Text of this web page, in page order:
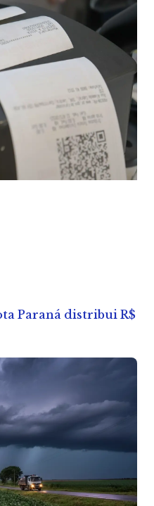
Paraná distribui R$